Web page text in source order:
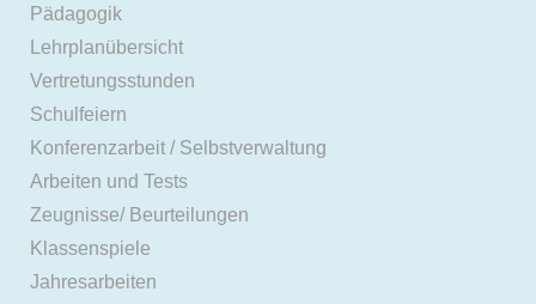
Pädagogik
Lehrplanübersicht
Vertretungsstunden
Schulfeiern
Konferenzarbeit / Selbstverwaltung
Arbeiten und Tests
Zeugnisse/ Beurteilungen
Klassenspiele
Jahresarbeiten